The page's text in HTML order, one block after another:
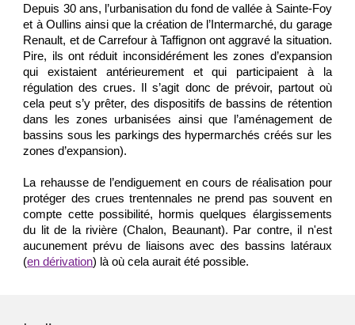
Depuis 30 ans, l’urbanisation du fond de vallée à Sainte-Foy
et à Oullins ainsi que la création de l’Intermarché, du garage
Renault, et de Carrefour à Taffignon ont aggravé la situation.
Pire, ils ont réduit inconsidérément les zones d’expansion
qui existaient antérieurement et qui participaient à la
régulation des crues. Il s’agit donc de prévoir, partout où
cela peut s’y prêter, des dispositifs de bassins de rétention
dans les zones urbanisées ainsi que l’aménagement de
bassins sous les parkings des hypermarchés créés sur les
zones d’expansion).
La rehausse de l’endiguement en cours de réalisation pour
protéger des crues trentennales ne prend pas souvent en
compte cette possibilité,
hormis quelques élargissements
du lit de la rivière (Chalon, Beaunant). Par contre, il n'est
aucunement prévu deliaisons avec des bassins latéraux
(en dérivation) là où cela aurait été possible.